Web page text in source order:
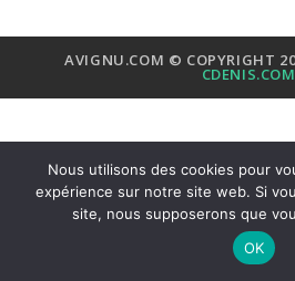
AVIGNU.COM © COPYRIGHT
CDENIS.COM
Nous utilisons des cookies pour
expérience sur notre site web. Si
site, nous supposerons que
OK